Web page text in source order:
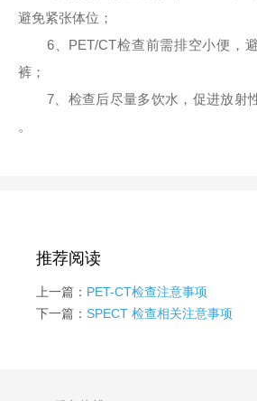
避免紧张体位；
6、PET/CT检查前需排空小便，
裤；
7、检查后尽量多饮水，促进放射
。
推荐阅读
上一篇： PET-CT检查注意事项
下一篇： SPECT 检查相关注意事项